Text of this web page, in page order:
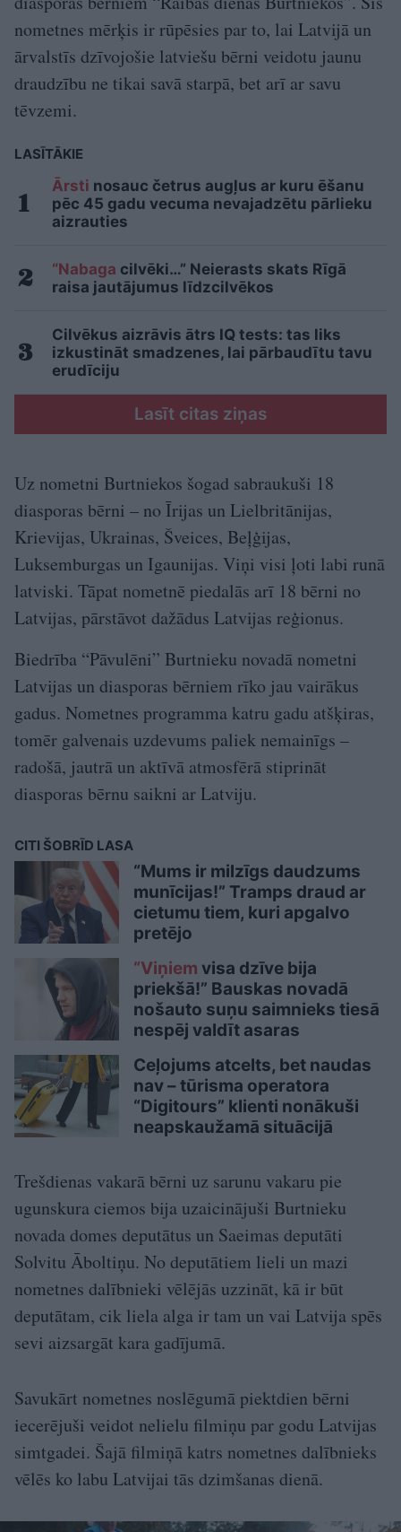
nometnes mērķis ir rūpēsies par to, lai Latvijā un
ārvalstīs dzīvojošie latviešu bērni veidotu jaunu
draudzību ne tikai savā starpā, bet arī ar savu
tēvzemi.
LASĪTĀKIE
Ārsti nosauc četrus augļus ar kuru ēšanu
pēc 45 gadu vecuma nevajadzētu pārlieku
aizrauties
“Nabaga cilvēki…” Neierasts skats Rīgā
raisa jautājumus līdzcilvēkos
Cilvēkus aizrāvis ātrs IQ tests: tas liks
izkustināt smadzenes, lai pārbaudītu tavu
erudīciju
Lasīt citas ziņas
Uz nometni Burtniekos šogad sabraukuši 18
diasporas bērni – no Īrijas un Lielbritānijas,
Krievijas, Ukrainas, Šveices, Beļģijas,
Luksemburgas un Igaunijas. Viņi visi ļoti labi runā
latviski. Tāpat nometnē piedalās arī 18 bērni no
Latvijas, pārstāvot dažādus Latvijas reģionus.
Biedrība “Pāvulēni” Burtnieku novadā nometni
Latvijas un diasporas bērniem rīko jau vairākus
gadus. Nometnes programma katru gadu atšķiras,
tomēr galvenais uzdevums paliek nemainīgs –
radošā, jautrā un aktīvā atmosfērā stiprināt
diasporas bērnu saikni ar Latviju.
CITI ŠOBRĪD LASA
“Mums ir milzīgs daudzums
munīcijas!” Tramps draud ar
cietumu tiem, kuri apgalvo
pretējo
“Viņiem visa dzīve bija
priekšā!” Bauskas novadā
nošauto suņu saimnieks tiesā
nespēj valdīt asaras
Ceļojums atcelts, bet naudas
nav – tūrisma operatora
“Digitours” klienti nonākuši
neapskaužamā situācijā
Trešdienas vakarā bērni uz sarunu vakaru pie
ugunskura ciemos bija uzaicinājuši Burtnieku
novada domes deputātus un Saeimas deputāti
Solvitu Āboltiņu. No deputātiem lieli un mazi
nometnes dalībnieki vēlējās uzzināt, kā ir būt
deputātam, cik liela alga ir tam un vai Latvija spēs
sevi aizsargāt kara gadījumā.
Savukārt nometnes noslēgumā piektdien bērni
iecerējuši veidot nelielu filmiņu par godu Latvijas
simtgadei. Šajā filmiņā katrs nometnes dalībnieks
vēlēs ko labu Latvijai tās dzimšanas dienā.